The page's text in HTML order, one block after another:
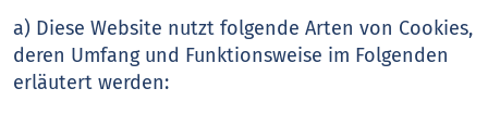
a) Diese Website nutzt folgende Arten von Cookies,
deren Umfang und Funktionsweise im Folgenden
erläutert werden: